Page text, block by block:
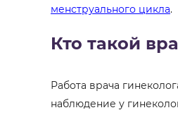
менструального цикла.
Кто такой
Работа врача
наблюдение у